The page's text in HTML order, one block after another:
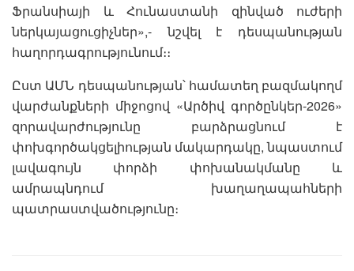
Ֆրանսիայի և Հունաստանի զինված ուժերի
ներկայացուցիչներ»,- նշվել է դեսպանության
հաղորդագրությունում։։
Ըստ ԱՄՆ դեսպանության՝ համատեղ բազմակողմ
վարժանքների միջոցով «Արծիվ գործընկեր-2026»
զորավարժությունը բարձրացնում է
փոխգործակցելիության մակարդակը, նպաստում
լավագույն փորձի փոխանակմանը և
ամրապնդում խաղաղապահների
պատրաստվածությունը։